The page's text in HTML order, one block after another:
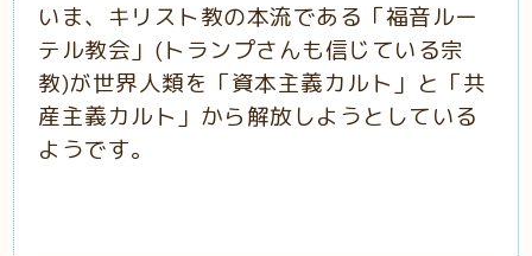
いま、キリスト教の本流である「福音ルー
テル教会」(トランプさんも信じている宗
教)が世界人類を「資本主義カルト」と「共
産主義カルト」から解放しようとしている
ようです。